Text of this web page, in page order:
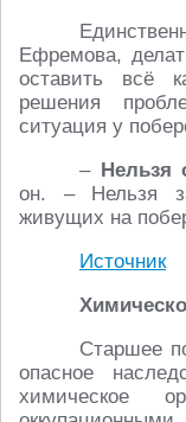
Ефремова,
оставить всё
решения
ситуация у
– Нельзя
он. – Нельзя
живущих на
Источник
Старшее
опасное
химическое